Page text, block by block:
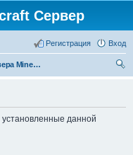
Сервер
Вход
Регистрация
Форум сервера Minecraft Gregtech 1.7.10
установленные данной